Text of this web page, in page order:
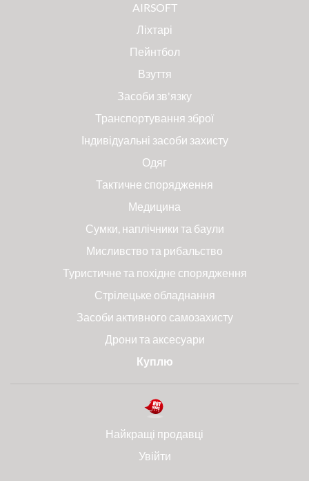
AIRSOFT
Ліхтарі
Пейнтбол
Взуття
Засоби зв'язку
Транспортування зброї
Індивідуальні засоби захисту
Одяг
Тактичне спорядження
Медицина
Сумки, наплічники та баули
Мисливство та рибальство
Туристичне та похідне спорядження
Стрілецьке обладнання
Засоби активного самозахисту
Дрони та аксесуари
Куплю
Найкращі продавці
Увійти